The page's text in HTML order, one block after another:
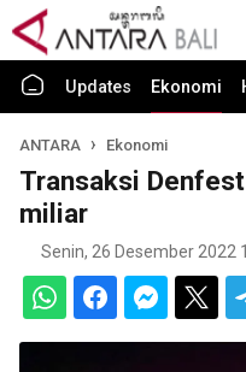
Updates Ekonomi
ANTARA Ekonomi
Transaksi
miliar
Senin, 26 Desember 2022